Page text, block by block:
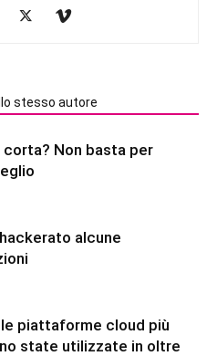
stesso autore
Non basta per
alcune
piattaforme cloud più
state utilizzate in oltre